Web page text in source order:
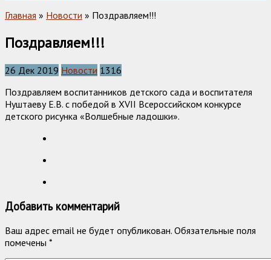
Главная » Новости » Поздравляем!!!
Поздравляем!!!
26 Дек 2019 Новости 1316
Поздравляем воспитанников детского сада и воспитателя
Нуштаеву Е.В. с победой в XVII Всероссийском конкурсе
детского рисунка «Волшебные ладошки».
Добавить комментарий
Ваш адрес email не будет опубликован. Обязательные поля
помечены *